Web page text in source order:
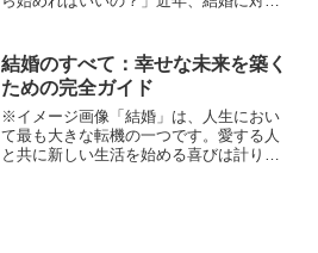
活」が注目されています。しかし、いざ
婚活を始めようと思っ...
結婚のすべて：幸せな未来を築く
ための完全ガイド
※イメージ画像「結婚」は、人生におい
て最も大きな転機の一つです。愛する人
と共に新しい生活を始める喜びは計り知